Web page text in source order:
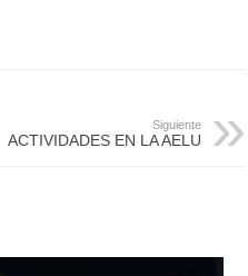
Siguiente
ACTIVIDADES EN LA AELU